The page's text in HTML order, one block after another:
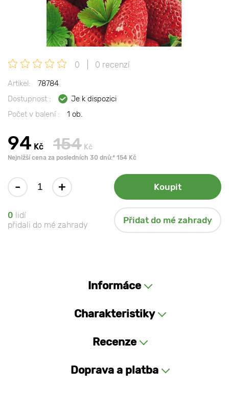
0 0 recenzí
Artikel:
78784
Dostupnost :
Je k dispozici
Počet v balení :
1 ob.
94 Kč 154 Kč
Nejnižší cena za posledních 30 dnů:* 154 Kč
- + Koupit
0 lidí
přidali do mé zahrady
Přidat do mé zahrady
Informáce
Charakteristiky
Recenze
Doprava a platba